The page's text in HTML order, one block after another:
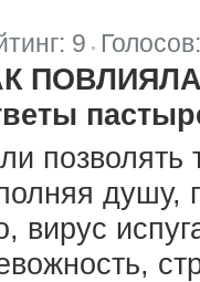
9 |
позволять
душу,
вирус